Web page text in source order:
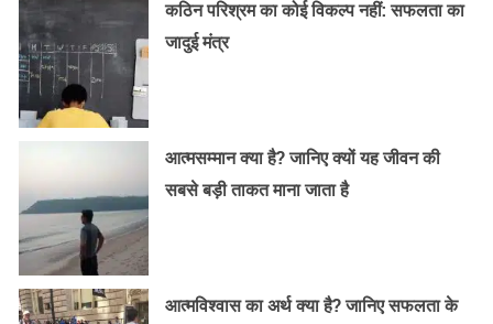
कठिन परिश्रम का कोई विकल्प नहीं: सफलता का
जादुई मंत्र
आत्मसम्मान क्या है? जानिए क्यों यह जीवन की
सबसे बड़ी ताकत माना जाता है
आत्मविश्वास का अर्थ क्या है? जानिए सफलता के